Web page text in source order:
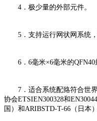
4．极少量的外部元件。
5．支持运行网状网系统，
6．6毫米×6毫米的QFN40
7．适合系统配臵符合世界
协会ETSIEN300328和
国）和ARIBSTD-T-66（日本）